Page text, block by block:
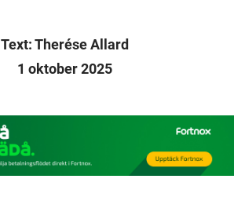
Text: Therése Allard
1 oktober 2025